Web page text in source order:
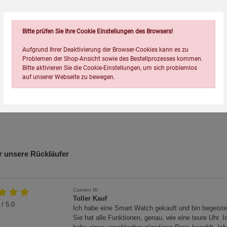
Temperaturen ausgesetzt werden, um Druckaufbau und
Kanister erlauben. Explosionsgefahr!
von Benzin und Diesel gemäß den gültigen
der Reichweite von Kindern.
unsere Rückläufer
5.0
Carmen W.
Toller Kauf
Ich habe eine Smart Watch gekauft und bin
Sie hat alle Funktionen, genau, wie eine teure Uhr.
Bitte prüfen Sie Ihre Cookie Einstellungen des Browsers!
Aufgrund Ihrer Deaktivierung der Browser-Cookies kann es zu
Problemen der Shop-Ansicht sowie des Bestellprozesses kommen.
Bitte aktivieren Sie die Cookie-Einstellungen, um sich problemlos
auf unserer Webseite zu bewegen.
Einstellungen speichern für die Gruppe
Notwendige Cookies (5)
Beschreibung Notwendige Cookies